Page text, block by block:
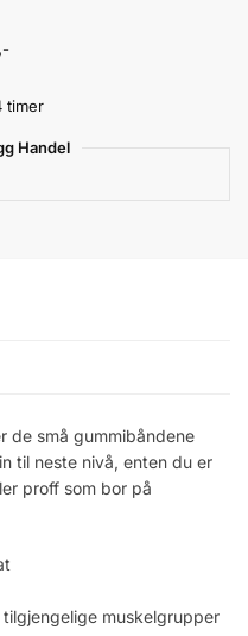
timer
Handel
de små gummibåndene
til neste nivå, enten du er
proff som bor på
muskelgrupper